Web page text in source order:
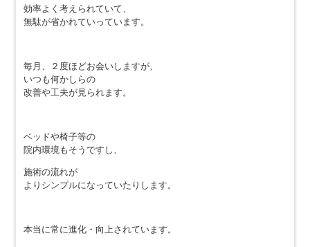
効率よく考えられていて、
無駄が省かれていっています。
毎月、２度ほどお会いしますが、
いつも何かしらの
改善や工夫が見られます。
ベッドや椅子等の
院内環境もそうですし、
施術の流れが
よりシンプルになっていたりします。
本当に常に進化・向上されています。